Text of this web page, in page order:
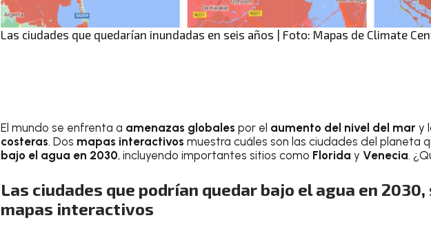
Las ciudades que quedarían inundadas en seis años | Foto: Mapas de Climate
El mundo se enfrenta a amenazas globales por el aumento del nivel del mar y
costeras. Dos mapas interactivos muestra cuáles son las ciudades del planeta
bajo el agua en 2030, incluyendo importantes sitios como Florida y Venecia.
Las ciudades que podrían quedar bajo el agua en 2030,
mapas interactivos